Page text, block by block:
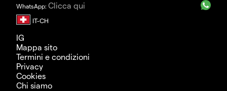
WhatsApp: Clicca qui
IG
Mappa sito
Termini e condizioni
Privacy
Cookies
Chi siamo